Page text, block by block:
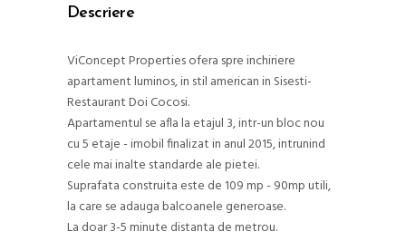
Descriere
ViConcept Properties ofera spre inchiriere
apartament luminos, in stil american in Sisesti-
Restaurant Doi Cocosi.
Apartamentul se afla la etajul 3, intr-un bloc nou
cu 5 etaje - imobil finalizat in anul 2015, intrunind
cele mai inalte standarde ale pietei.
Suprafata construita este de 109 mp - 90mp utili,
la care se adauga balcoanele generoase.
La doar 3-5 minute distanta de metrou.